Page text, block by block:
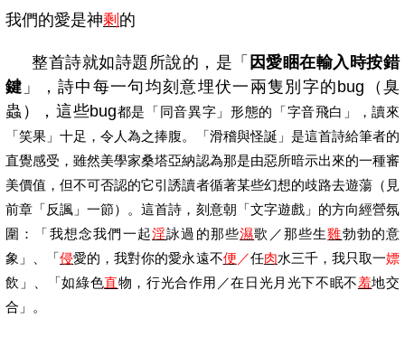
我們的愛是神剩 的
整首詩就如詩題所說的，是「 因愛睏在輸入時按錯
鍵 」，詩中每一句均刻意埋伏一兩隻別字的bug （臭
蟲），這些bug都是「同音異字」形態的「字音飛白」，讀來
「笑果」十足，令人為之捧腹。「滑稽與怪誕」是這首詩給筆者的
直覺感受，雖然美學家桑塔亞納認為那是由惡所暗示出來的一種審
美價值，但不可否認的它引誘讀者循著某些幻想的歧路去遊蕩（見
前章「反諷」一節）。這首詩，刻意朝「文字遊戲」的方向經營氛
圍：
「我想念我們一起淫詠過的那些濕歌／那些生雞勃勃的意
象」、
「侵愛的，我對你的愛永遠不便 ／任肉水三千，我只取一嫖
飲 」 「如綠色直物，行光合作用／在日光月光下不眠不羞地交
合」。